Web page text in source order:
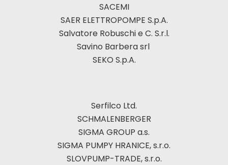
SACEMI
SAER ELETTROPOMPE S.p.A.
Salvatore Robuschi e C. S.r.l.
Savino Barbera srl
SEKO S.p.A.
Serfilco Ltd.
SCHMALENBERGER
SIGMA GROUP a.s.
SIGMA PUMPY HRANICE, s.r.o.
SLOVPUMP-TRADE, s.r.o.